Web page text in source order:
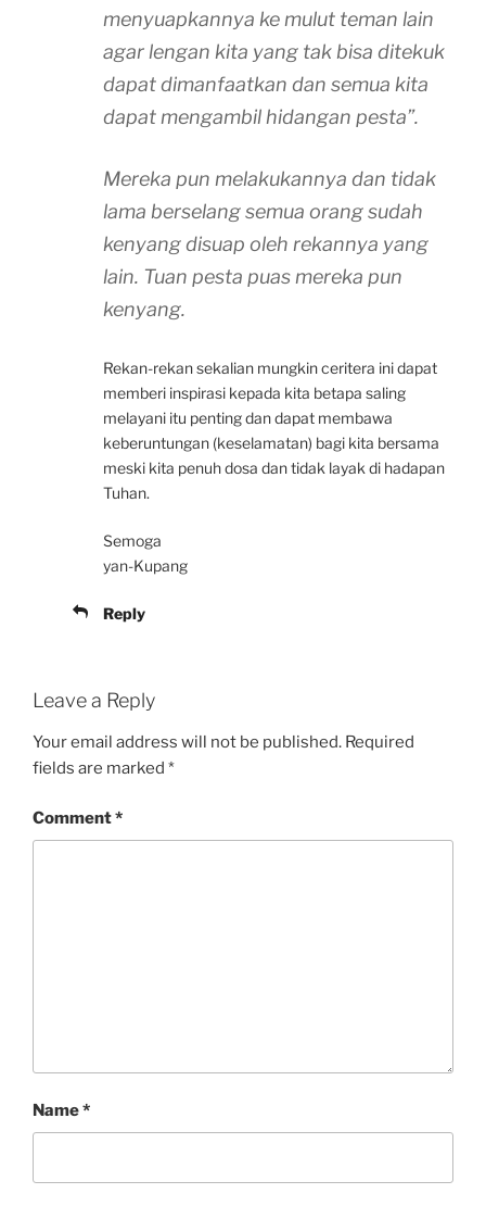
menyuapkannya ke mulut teman lain
agar lengan kita yang tak bisa ditekuk
dapat dimanfaatkan dan semua kita
dapat mengambil hidangan pesta”.
Mereka pun melakukannya dan tidak
lama berselang semua orang sudah
kenyang disuap oleh rekannya yang
lain. Tuan pesta puas mereka pun
kenyang.
Rekan-rekan sekalian mungkin ceritera ini dapat
memberi inspirasi kepada kita betapa saling
melayani itu penting dan dapat membawa
keberuntungan (keselamatan) bagi kita bersama
meski kita penuh dosa dan tidak layak di hadapan
Tuhan.
Semoga
yan-Kupang
Reply
Leave a Reply
Your email address will not be published. Required
fields are marked *
Comment*
Name*